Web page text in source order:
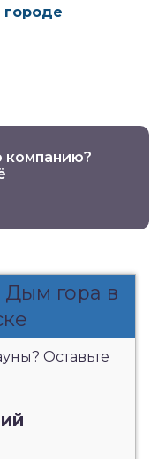
городе
компанию?
Дым гора в
Оставьте